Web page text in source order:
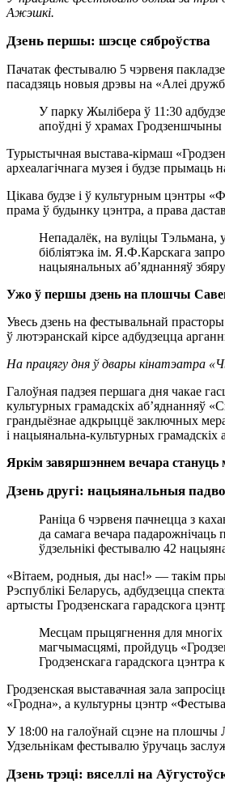
Ажэшкі.
Дзень першы: шэсце сяброўства
Пачатак фестывалю 5 чэрвеня
пасадзяць новыя дрэвы на «Алеі
У парку Жылібера ў 11:30
апоўдні ў храмах Гродзеншчыны
Турыстычная выстава-кірмаш
археалагічнага музея і будзе прымаць
Цікава будзе і ў культурным цэнтры
прама ў будынку цэнтра, а права
Непадалёк, на вуліцы Тэльмана,
бібліятэка ім. Я.Ф.Карскага
нацыянальных аб’яднанняў
Ужо ў першы дзень на плошчы
Увесь дзень на фестывальнай
ў лютэранскай кірсе адбудзецца
На працягу дня ў двары кінатэатра
Галоўная падзея першага дня чакае
культурных грамадскіх аб’яднанняў
грандыёзнае адкрыццё заключных
і нацыянальна-культурных грамадскіх
Яркім завяршэннем вечара стануць
Дзень другі: нацыянальныя
Раніца 6 чэрвеня пачнецца з
да самага вечара
ўдзельнікі фестывалю 42
«Вітаем, родныя, ды нас!» — такім
Рэспублікі Беларусь, адбудзецца
артысты Гродзенскага гарадскога
Месцам прыцягнення для
магчымасцямі, пройдуць
Гродзенскага гарадскога цэнтра
Гродзенская выставачная зала
«Гродна», а культурны цэнтр
У 18:00 на галоўнай сцэне на плошчы
Удзельнікам фестывалю ўручаць
Дзень трэці: вяселлі на